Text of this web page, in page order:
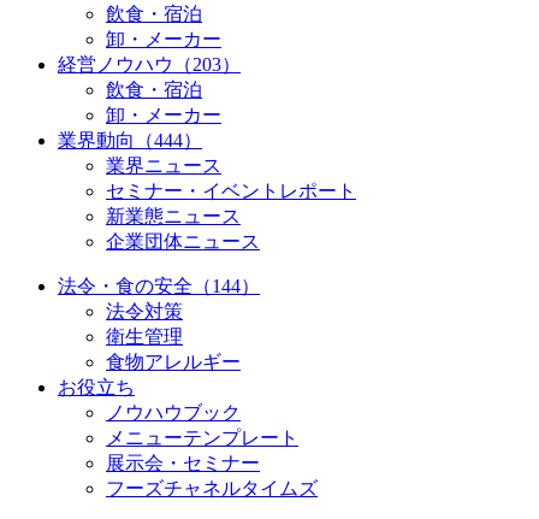
飲食・宿泊
卸・メーカー
経営ノウハウ（203）
飲食・宿泊
卸・メーカー
業界動向（444）
業界ニュース
セミナー・イベントレポート
新業態ニュース
企業団体ニュース
法令・食の安全（144）
法令対策
衛生管理
食物アレルギー
お役立ち
ノウハウブック
メニューテンプレート
展示会・セミナー
フーズチャネルタイムズ